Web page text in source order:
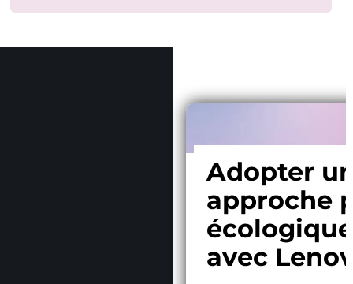
Adopter
approche
écologique
avec